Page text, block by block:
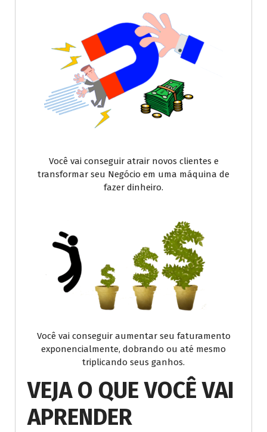
Você vai conseguir atrair novos clientes e
transformar seu Negócio em uma máquina de
fazer dinheiro.
Você vai conseguir aumentar seu faturamento
exponencialmente, dobrando ou até mesmo
triplicando seus ganhos.
VEJA O QUE VOCÊ VAI
APRENDER